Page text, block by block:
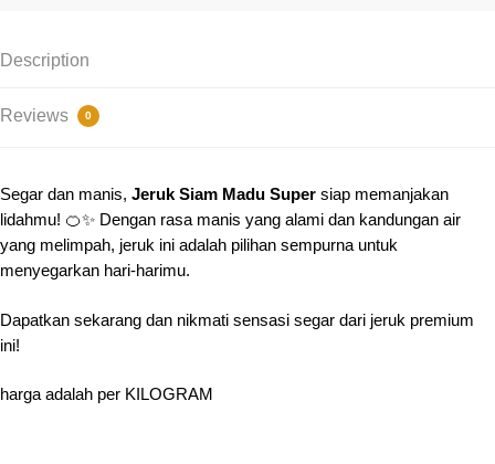
Description
Reviews 0
Segar dan manis, Jeruk Siam Madu Super siap memanjakan
lidahmu! 🍊✨ Dengan rasa manis yang alami dan kandungan air
yang melimpah, jeruk ini adalah pilihan sempurna untuk
menyegarkan hari-harimu.
Dapatkan sekarang dan nikmati sensasi segar dari jeruk premium
ini!
harga adalah per KILOGRAM